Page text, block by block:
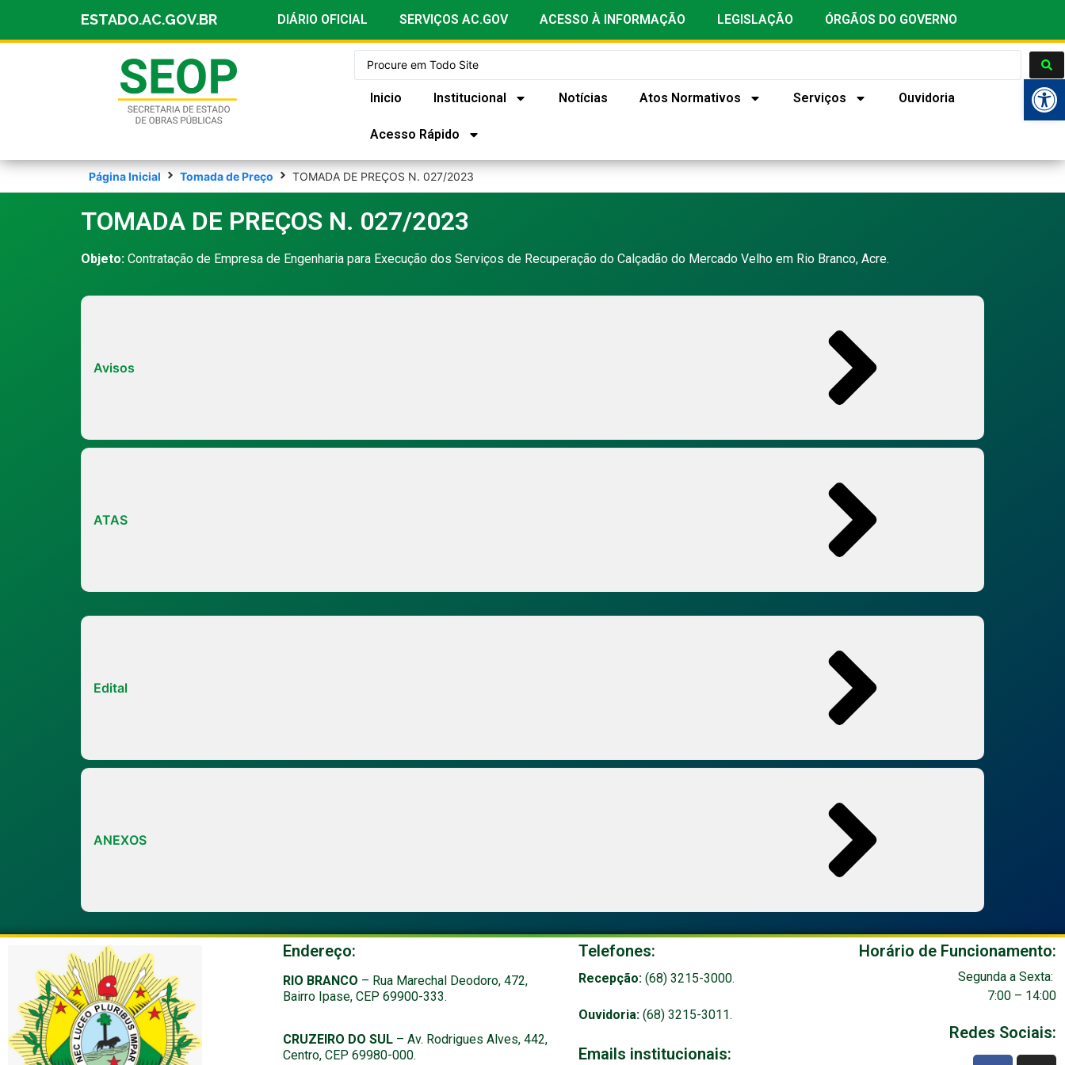
ESTADO.AC.GOV.BR DIÁRIO OFICIAL SERVIÇOS AC.GOV ACESSO À INFORMAÇÃO LEGISLAÇÃO ÓRGÃOS DO GOVERNO
Inicio Institucional Notícias Atos Normativos Serviços Ouvidoria
Acesso Rápido
Página Inicial Tomada de Preço TOMADA DE PREÇOS N. 027/2023
TOMADA DE PREÇOS N. 027/2023
Objeto: Contratação de Empresa de Engenharia para Execução dos Serviços de Recuperação do Calçadão do Mercado Velho em Rio Branco, Acre.
Avisos
ATAS
Edital
ANEXOS
Endereço:
RIO BRANCO – Rua Marechal Deodoro, 472,
Bairro Ipase, CEP 69900-333.
CRUZEIRO DO SUL– Av. Rodrigues Alves, 442,
Centro, CEP 69980-000.
Telefones:
Recepção: (68) 3215-3000.
Ouvidoria: (68) 3215-3011.
Emails institucionais:
Horário de Funcionamento:
Segunda aSexta:
7:00 – 14:00
Redes Sociais: